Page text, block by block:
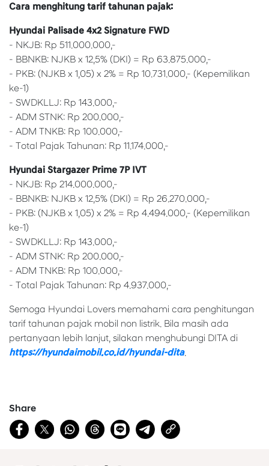
Cara menghitung tarif tahunan pajak:
Hyundai Palisade 4x2 Signature FWD
- NKJB: Rp 511.000.000,-
- BBNKB: NJKB x 12,5% (DKI) = Rp 63.875.000,-
- PKB: (NJKB x 1,05) x 2% = Rp 10.731.000,- (Kepemilikan
ke-1)
- SWDKLLJ: Rp 143.000,-
- ADM STNK: Rp 200.000,-
- ADM TNKB: Rp 100.000,-
- Total Pajak Tahunan: Rp 11.174.000,-
Hyundai Stargazer Prime 7P IVT
- NKJB: Rp 214.000.000,-
- BBNKB: NJKB x 12,5% (DKI) = Rp 26.270.000,-
- PKB: (NJKB x 1,05) x 2% = Rp 4.494.000,- (Kepemilikan
ke-1)
- SWDKLLJ: Rp 143.000,-
- ADM STNK: Rp 200.000,-
- ADM TNKB: Rp 100.000,-
- Total Pajak Tahunan: Rp 4.937.000,-
Semoga Hyundai Lovers memahami cara penghitungan
tarif tahunan pajak mobil non listrik. Bila masih ada
pertanyaan lebih lanjut, silakan menghubungi DITA di
https://hyundaimobil.co.id/hyundai-dita.
Share